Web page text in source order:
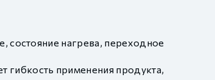
состояние нагрева, переходное
применения продукта,